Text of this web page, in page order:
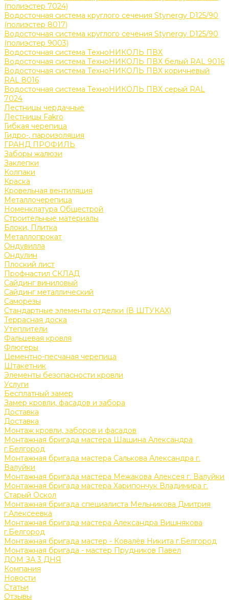
(полиэстер 7024)
Водосточная система круглого сечения Stynergy D125/90
(полиэстер 8017)
Водосточная система круглого сечения Stynergy D125/90
(полиэстер 9003)
Водосточная система ТехноНИКОЛЬ ПВХ
Водосточная система ТехноНИКОЛЬ ПВХ белый RAL 9016
Водосточная система ТехноНИКОЛЬ ПВХ коричневый
RAL 8016
Водосточная система ТехноНИКОЛЬ ПВХ серый RAL
7024
Лестницы чердачные
Лестницы Fakro
Гибкая черепица
Гидро-, пароизоляция
ГРАНД ПРОФИЛЬ
Заборы жалюзи
Заклепки
Колпаки
Краска
Кровельная вентиляция
Металлочерепица
Номенклатура Общестрой
Строительные материалы
Блоки, Плитка
Металлопрокат
Ондувилла
Ондулин
Плоский лист
Профнастил СКЛАД
Сайдинг виниловый
Сайдинг металлический
Саморезы
Стандартные элементы отделки (В ШТУКАХ)
Террасная доска
Утеплители
Фальцевая кровля
Флюгеры
Цементно-песчаная черепица
Штакетник
Элементы безопасности кровли
Услуги
Бесплатный замер
Замер кровли, фасадов и забора
Доставка
Доставка
Монтаж кровли, заборов и фасадов
Монтажная бригада мастера Шашина Александра
г.Белгород
Монтажная бригада мастера Салькова Александра г.
Валуйки
Монтажная бригада мастера Межакова Алексея г. Валуйки
Монтажная бригада мастера Харипончук Владимира г.
Старый Оскол
Монтажная бригада специалиста Мельникова Дмитрия
г.Алексеевка
Монтажная бригада мастера Александра Вишнякова
г.Белгород
Монтажная бригада мастер - Ковалёв Никита г.Белгород
Монтажная бригада - мастер Прудников Павел
ДОМ ЗА 3 ДНЯ
Компания
Новости
Статьи
Отзывы